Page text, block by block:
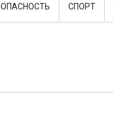
СПОРТ